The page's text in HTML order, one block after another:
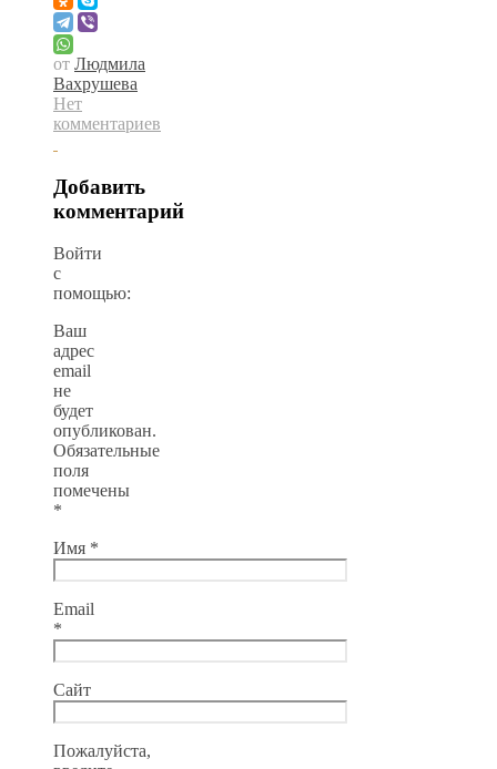
от Людмила
Вахрушева
Нет
комментариев
Добавить
комментарий
Войти
с
помощью:
Ваш
адрес
email
не
будет
опубликован.
Обязательные
поля
помечены
*
Имя *
Email
*
Сайт
Пожалуйста,